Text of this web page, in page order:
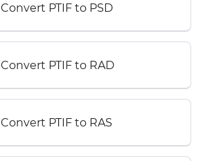
Convert PTIF to PSD
Convert PTIF to RAD
Convert PTIF to RAS